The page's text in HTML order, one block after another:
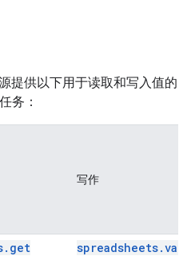
提供以下用于读取和写入值的
务：
写作